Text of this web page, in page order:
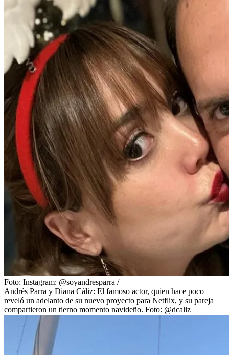
Foto: Instagram: @soyandresparra /
Andrés Parra y Diana Cáliz: El famoso actor, quien hace poco
reveló un adelanto de su nuevo proyecto para Netflix, y su pareja
compartieron un tierno momento navideño. Foto: @dcaliz